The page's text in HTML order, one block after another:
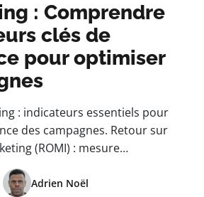
: Comprendre
clés de
pour optimiser
: indicateurs essentiels pour
des campagnes. Retour sur
(ROMI) : mesure…
Adrien Noël